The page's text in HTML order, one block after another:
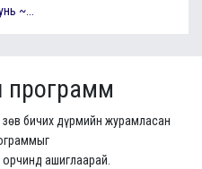
~...
программ
зөв бичих дүрмийн журамласан
орчинд ашиглаарай.